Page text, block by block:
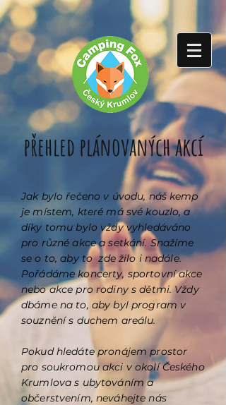
přehled plánovaných akcí
Jak bylo řečeno v úvodu, náš kemp
je místem, které má své kouzlo, a
díky tomu bylo vždy vyhledáváno
pro různé akce a setkání. Snažíme
se o to, aby to zde žilo i nadále.
Pořádáme koncerty, sportovní akce
nebo akce pro rodiny s dětmi. Vždy
dbáme na to, aby byl program v
souznění s duchem areálu.
Pokud hledáte pronájem prostor
pro soukromou akci v okolí Českého
Krumlova s ubytováním a
občerstvením, neváhejte nás